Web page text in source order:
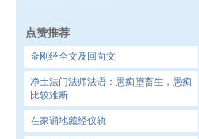
点赞推荐
金刚经全文及回向文
净土法门法师法语：愚痴堕畜生，愚痴
比较难断
在家诵地藏经仪轨